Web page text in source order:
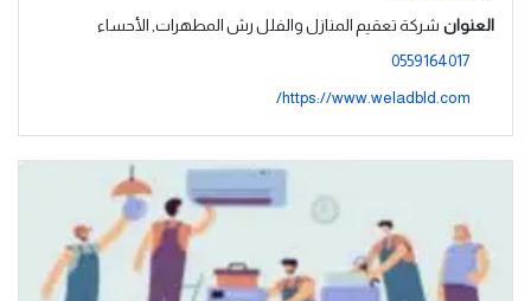
العنوان شركة تعقيم المنازل والفلل رش المطهرات, الأحساء
0559164017
https://www.weladbld.com/